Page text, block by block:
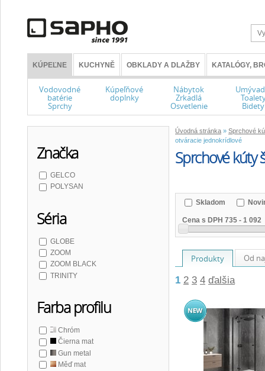
KÚPEĽNE KUCHYNĚ OBKLADY A DLAŽBY KATALÓGY,
Vodovodné
batérie
Sprchy
Kúpeľňové
doplnky
Nábytok
Zrkadlá
Osvetlenie Bidety
Úvodná stránka » Sprchové
otváracie jednokrídlové
Sprchové kúty
Značka
GELCO
POLYSAN
Séria
GLOBE
ZOOM
ZOOM BLACK
TRINITY
Farba profilu
Chróm
Čierna mat
Gun metal
Měď mat
Skladom
Cena s DPH 735 - 1 092
Produkty Od
1 2 3 4 ďalšia